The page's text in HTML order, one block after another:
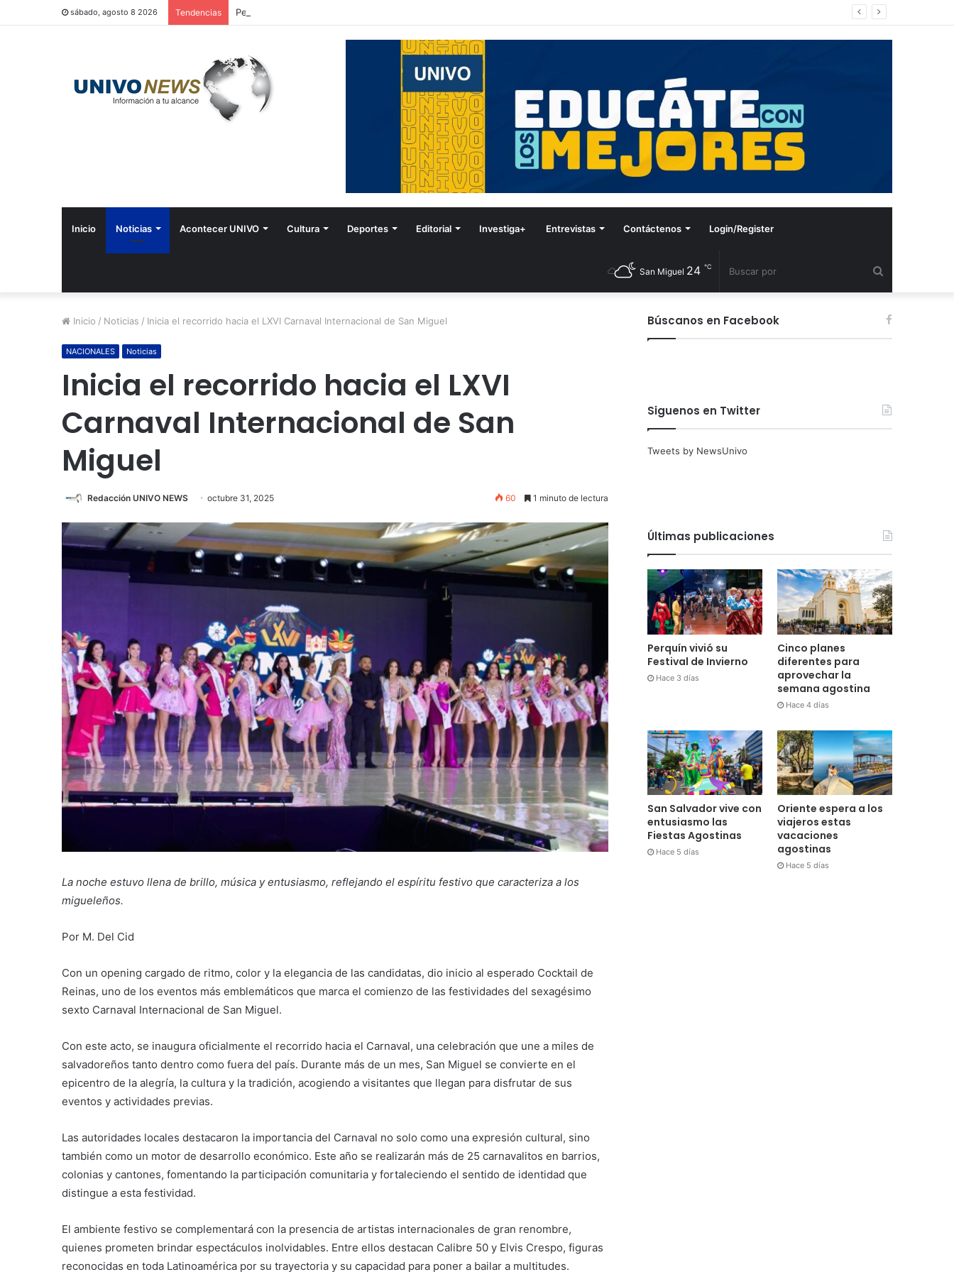
sábado, agosto 8 2026 Tendencias Perquín vivió su Festival de Invierno
Inicio Noticias Acontecer UNIVO Cultura Deportes Editorial Investiga+ Entrevistas Contáctenos Login/Register
por
San Miguel 24 ℃
Inicio / Noticias / Inicia el recorrido hacia el LXVI Carnaval Internacional de San Miguel
NACIONALES Noticias
Inicia el recorrido hacia el LXVI
Carnaval Internacional de San
Miguel
Redacción UNIVO NEWS octubre 31, 2025 60 1 minuto de lectura
La noche estuvo llena de brillo, música y entusiasmo, reflejando el espíritu festivo que caracteriza a los
migueleños.
Por M. Del Cid
Con un opening cargado de ritmo, color y la elegancia de las candidatas, dio inicio al esperado Cocktail de
Reinas, uno de los eventos más emblemáticos que marca el comienzo de las festividades del sexagésimo
sexto Carnaval Internacional de San Miguel.
Con este acto, se inaugura oficialmente el recorrido hacia el Carnaval, una celebración que une a miles de
salvadoreños tanto dentro como fuera del país. Durante más de un mes, San Miguel se convierte en el
epicentro de la alegría, la cultura y la tradición, acogiendo a visitantes que llegan para disfrutar de sus
eventos y actividades previas.
Las autoridades locales destacaron la importancia del Carnaval no solo como una expresión cultural, sino
también como un motor de desarrollo económico. Este año se realizarán más de 25 carnavalitos en barrios,
colonias y cantones, fomentando la participación comunitaria y fortaleciendo el sentido de identidad que
distingue a esta festividad.
El ambiente festivo se complementará con la presencia de artistas internacionales de gran renombre,
quienes prometen brindar espectáculos inolvidables. Entre ellos destacan Calibre 50 y Elvis Crespo, figuras
reconocidas en toda Latinoamérica por su trayectoria y su capacidad para poner a bailar a multitudes.
Suben los precios de los
combustibles
hacia Ciudad Barrios
Búscanos en Facebook
Siguenos en Twitter
Tweets by NewsUnivo
Últimas publicaciones
Perquín vivió su
Festival de Invierno
Hace 3 días
Cinco planes
diferentes para
aprovechar la
semana agostina
Hace 4 días
San Salvador vive con
entusiasmo las
Fiestas Agostinas
Hace 5 días
Oriente espera a los
viajeros estas
vacaciones
agostinas
Hace 5 días